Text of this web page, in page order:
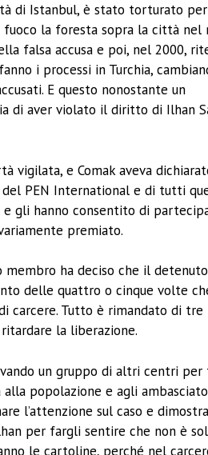
di Istanbul, è stato torturato
fuoco la foresta sopra la città nel
falsa accusa e poi, nel 2000,
i processi in Turchia,
E questo nonostante un
di aver violato il diritto di Ilhan
vigilata, e Comak aveva
PEN International e di tutti
e gli hanno consentito di
premiato.
membro ha deciso che il
delle quattro o cinque volte
carcere. Tutto è rimandato di tre
la liberazione.
un gruppo di altri centri per
popolazione e agli
l’attenzione sul caso e
per fargli sentire che non è
le cartoline, perché nel